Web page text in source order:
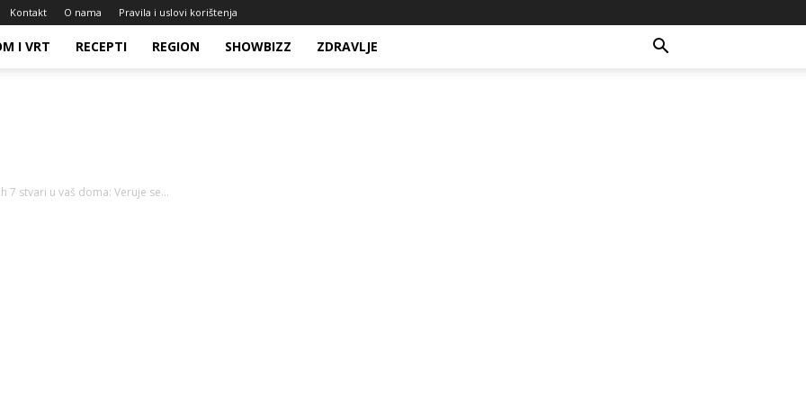
Kontakt O nama Pravila i uslovi korištenja
I VRT RECEPTI REGION SHOWBIZZ ZDRAVLJE
7 stvari u vaš doma: Veruje se...